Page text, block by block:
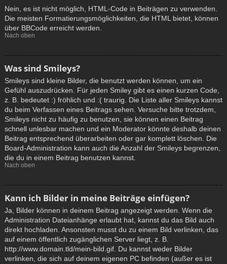
Nein, es ist nicht möglich, HTML-Code in Beiträgen zu verwenden.
Die meisten Formatierungsmöglichkeiten, die HTML bietet, können
über BBCode erreicht werden.
Nach oben
Was sind Smileys?
Smileys sind kleine Bilder, die benutzt werden können, um ein
Gefühl auszudrücken. Für jeden Smiley gibt es einen kurzen Code,
z. B. bedeutet :) fröhlich und :( traurig. Die Liste aller Smileys kannst
du beim Verfassen eines Beitrags sehen. Versuche bitte trotzdem,
Smileys nicht zu häufig zu benutzen, sie können einen Beitrag
schnell unlesbar machen und ein Moderator könnte deshalb deinen
Beitrag entsprechend überarbeiten oder gar komplett löschen. Die
Board-Administration kann auch die Anzahl der Smileys begrenzen,
die du in einem Beitrag benutzen kannst.
Nach oben
Kann ich Bilder in meine Beiträge einfügen?
Ja, Bilder können in deinem Beitrag angezeigt werden. Wenn die
Administration Dateianhänge erlaubt hat, kannst du das Bild auch
direkt hochladen. Ansonsten musst du zu einem Bild verlinken, das
auf einem öffentlich zugänglichen Server liegt, z. B.
http://www.domain.tld/mein-bild.gif. Du kannst weder Bilder
verlinken, die sich auf deinem eigenen PC befinden (außer es ist